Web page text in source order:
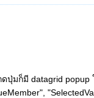
มก็มี datagrid popup